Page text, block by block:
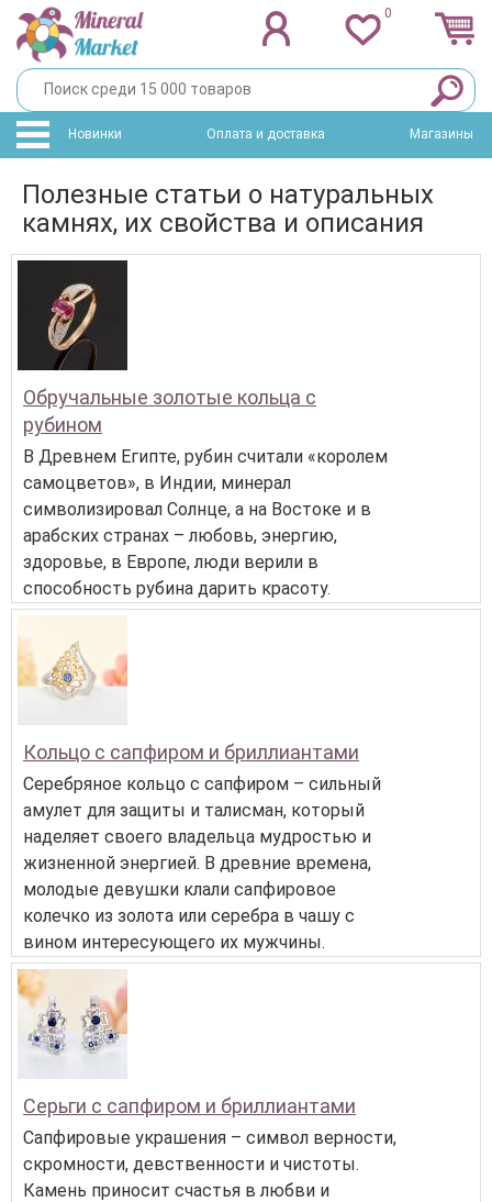
0
Новинки Оплата и доставка Магазины
Полезные статьи о натуральных
камнях, их свойства и описания
Обручальные золотые кольца с
рубином
В Древнем Египте, рубин считали «королем
самоцветов», в Индии, минерал
символизировал Солнце, а на Востоке и в
арабских странах – любовь, энергию,
здоровье, в Европе, люди верили в
способность рубина дарить красоту.
Кольцо с сапфиром и бриллиантами
Серебряное кольцо с сапфиром – сильный
амулет для защиты и талисман, который
наделяет своего владельца мудростью и
жизненной энергией. В древние времена,
молодые девушки клали сапфировое
колечко из золота или серебра в чашу с
вином интересующего их мужчины.
Серьги с сапфиром и бриллиантами
Сапфировые украшения – символ верности,
скромности, девственности и чистоты.
Камень приносит счастья в любви и